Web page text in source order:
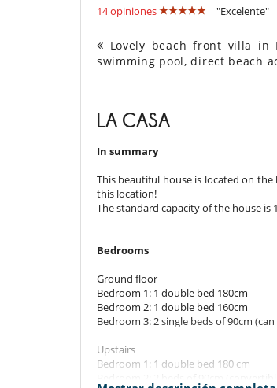
14 opiniones "Excelente"
Lovely beach front villa in
swimming pool, direct beach
LA CASA
In summary
This beautiful house is located on
this location!
The standard capacity of the house is
Bedrooms
Ground floor
Bedroom 1: 1 double bed 180cm
Bedroom 2: 1 double bed 160cm
Bedroom 3: 2 single beds of 90cm
Upstairs
Bedroom 1: 1 double bed 180 cm